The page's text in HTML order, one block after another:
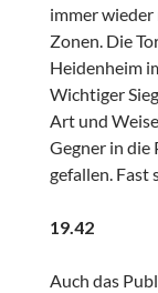
immer wieder
Zonen. Die
Heidenheim
Wichtiger
Art und
Gegner in die
gefallen. Fast
19.42
Auch das